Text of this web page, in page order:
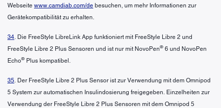
Webseite www.camdiab.com/de besuchen, um mehr Informationen zur
Gerätekompatibilität zu erhalten.
34. Die FreeStyle LibreLink App funktioniert mit FreeStyle Libre 2 und
FreeStyle Libre 2 Plus Sensoren und ist nur mit NovoPen® 6 und NovoPen
Echo® Plus kompatibel.
35. Der FreeStyle Libre 2 Plus Sensor ist zur Verwendung mit dem Omnipod
5 System zur automatischen Insulindosierung freigegeben. Einzelheiten zur
Verwendung der FreeStyle Libre 2 Plus Sensoren mit dem Omnipod 5